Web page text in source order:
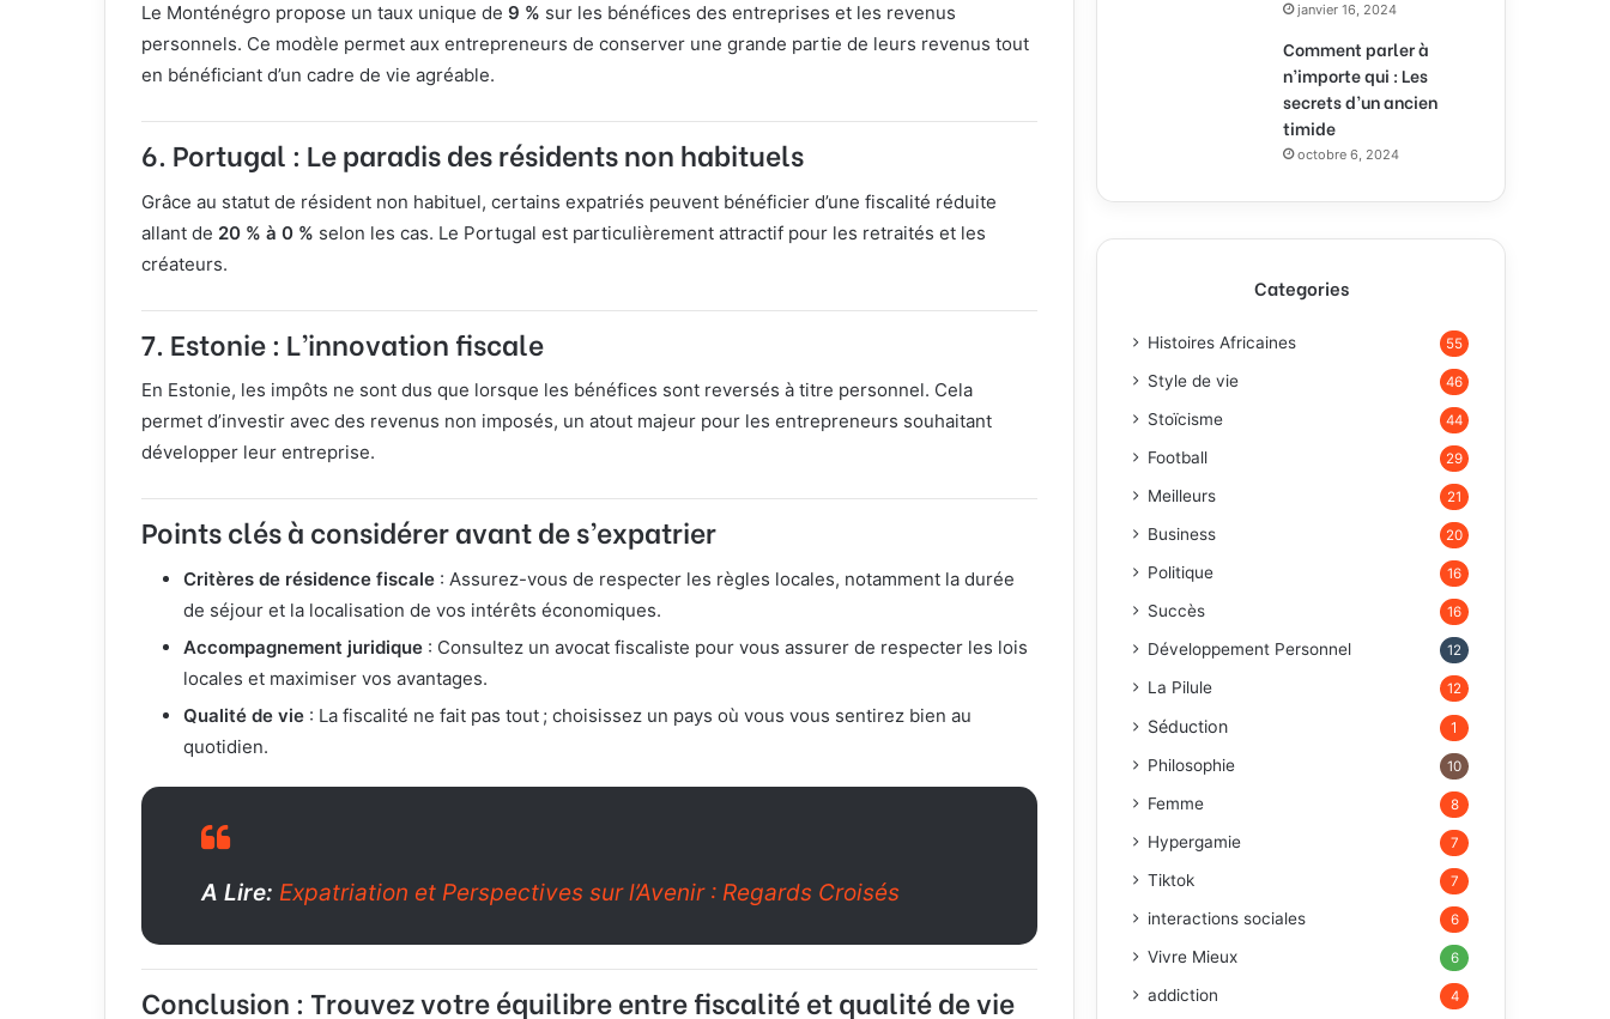
Le Monténégro propose un taux unique de 9 % sur les bénéfices des entreprises et les revenus
personnels. Ce modèle permet aux entrepreneurs de conserver une grande partie de leurs revenus tout
en bénéficiant d’un cadre de vie agréable.
6. Portugal : Le paradis des résidents non habituels
Grâce au statut de résident non habituel, certains expatriés peuvent bénéficier d’une fiscalité réduite
allant de 20 % à 0 % selon les cas. Le Portugal est particulièrement attractif pour les retraités et les
créateurs.
7. Estonie : L’innovation fiscale
En Estonie, les impôts ne sont dus que lorsque les bénéfices sont reversés à titre personnel. Cela
permet d’investir avec des revenus non imposés, un atout majeur pour les entrepreneurs souhaitant
développer leur entreprise.
Points clés à considérer avant de s’expatrier
Critères de résidence fiscale : Assurez-vous de respecter les règles locales, notamment la durée
de séjour et la localisation de vos intérêts économiques.
Accompagnement juridique : Consultez un avocat fiscaliste pour vous assurer de respecter les lois
locales et maximiser vos avantages.
Qualité de vie : La fiscalité ne fait pas tout ; choisissez un pays où vous vous sentirez bien au
quotidien.
A Lire: Expatriation et Perspectives sur l’Avenir : Regards Croisés
Conclusion : Trouvez votre équilibre entre fiscalité et qualité de vie
janvier 16, 2024
Comment parler à
n’importe qui : Les
secrets d’un ancien
timide
octobre 6, 2024
Categories
Histoires Africaines 55
Style de vie 46
Stoïcisme 44
Football 29
Meilleurs 21
Business 20
Politique 16
Succès 16
Développement Personnel 12
La Pilule 12
Séduction 1
Philosophie 10
Femme 8
Hypergamie 7
Tiktok 7
interactions sociales 6
Vivre Mieux 6
addiction 4